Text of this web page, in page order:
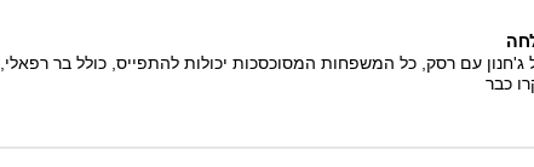
עם רסק, כל המשפחות המסוכסכות יכולות להתפייס, כולל בר רפאלי,
כבר